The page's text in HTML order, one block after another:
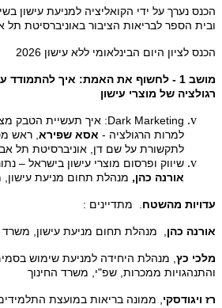
הכנס נערך על ידי הקואליציה למניעת עישון
ובית הספר לבריאות הציבור באוניברסיטת תל
הכנס לציון היום הבינלאומי ללא עישון 2026
מושב 1 - לחשוף את האמת: איך
רגולציה של מוצרי עישון
Dark Marketing: איך תעשיית הטבק
למרות הרגולציה - אסא שפירא , ראש
לתקשורת על שם דן, אוניברסיטת תל
שיווק ופרסום מוצרי עישון בישראל –
אורנה כהן, מנהלת תחום מניעת
עדויות מהשטח . מתדיינים :
אורנה כהן , מנהלת תחום מניעת עישון, משרד
מלכי כץ , מנהלת היחידה למניעת שימוש
והתנהגויות ממכרות, שפ"י, משרד החינוך
רז ויגודסקי , ממונה בריאות במועצת